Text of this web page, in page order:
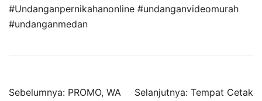
#Undanganpernikahanonline #undanganvideomurah
#undanganmedan
Sebelumnya: PROMO, WA
Selanjutnya: Tempat Cetak